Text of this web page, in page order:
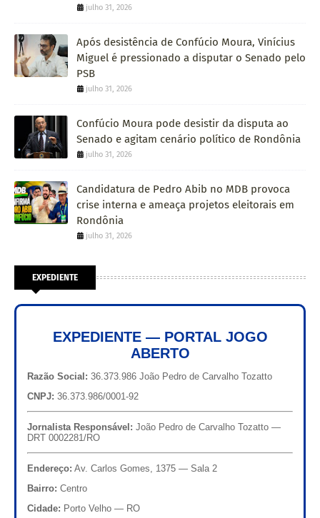
julho 31, 2026
Após desistência de Confúcio Moura, Vinícius
Miguel é pressionado a disputar o Senado pelo
PSB
julho 31, 2026
Confúcio Moura pode desistir da disputa ao
Senado e agitam cenário político de Rondônia
julho 31, 2026
Candidatura de Pedro Abib no MDB provoca
crise interna e ameaça projetos eleitorais em
Rondônia
julho 31, 2026
EXPEDIENTE
EXPEDIENTE — PORTAL JOGO
ABERTO
Razão Social: 36.373.986 João Pedro de Carvalho Tozatto
CNPJ: 36.373.986/0001-92
Jornalista Responsável: João Pedro de Carvalho Tozatto —
DRT 0002281/RO
Endereço: Av. Carlos Gomes, 1375 — Sala 2
Bairro: Centro
Cidade: Porto Velho — RO